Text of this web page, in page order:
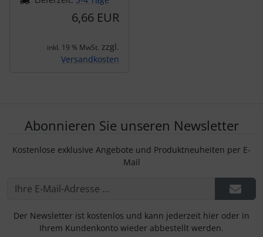
6,66 EUR
inkl. 19 % MwSt. zzgl.
Versandkosten
Abonnieren Sie unseren Newsletter
Kostenlose exklusive Angebote und Produktneuheiten per E-
Mail
Der Newsletter ist kostenlos und kann jederzeit hier oder in
Ihrem Kundenkonto wieder abbestellt werden.